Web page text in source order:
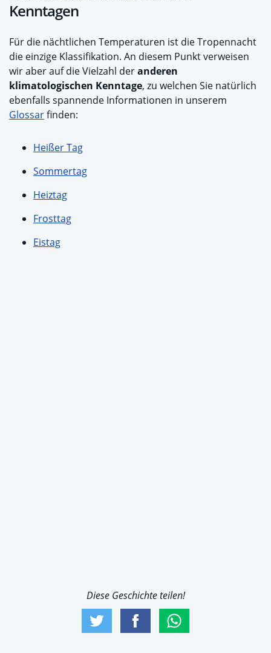
Kenntagen
Für die nächtlichen Temperaturen ist die Tropennacht
die einzige Klassifikation. An diesem Punkt verweisen
wir aber auf die Vielzahl deranderen
klimatologischen Kenntage, zu welchen Sie natürlich
ebenfalls spannende Informationen in unserem
Glossarfinden:
Heißer Tag
Sommertag
Heiztag
Frosttag
Eistag
Diese Geschichte teilen!